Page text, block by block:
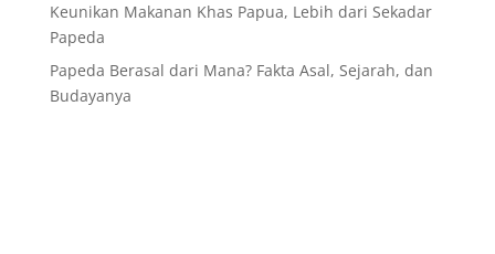
Keunikan Makanan Khas Papua, Lebih dari Sekadar
Papeda
Papeda Berasal dari Mana? Fakta Asal, Sejarah, dan
Budayanya